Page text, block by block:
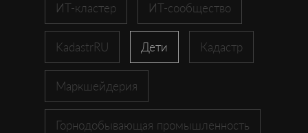
ИТ-кластер ИТ-сообщество
KadastrRU Дети Кадастр
Маркшейдерия
Горнодобывающая промышленность